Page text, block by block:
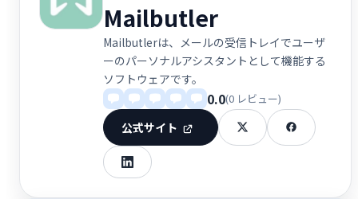
Mailbutler
Mailbutlerは、メールの受信トレイでユーザ
ーのパーソナルアシスタントとして機能する
ソフトウェアです。
0.0(0 レビュー)
公式サイト